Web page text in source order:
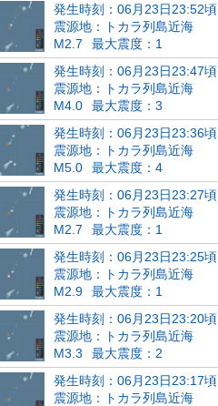
発生時刻：06月23日23:52頃
震源地：トカラ列島近海
M2.7
最大震度：1
発生時刻：06月23日23:47頃
震源地：トカラ列島近海
M4.0
最大震度：3
発生時刻：06月23日23:36頃
震源地：トカラ列島近海
M5.0
最大震度：4
発生時刻：06月23日23:27頃
震源地：トカラ列島近海
M2.7
最大震度：1
発生時刻：06月23日23:25頃
震源地：トカラ列島近海
M2.9
最大震度：1
発生時刻：06月23日23:20頃
震源地：トカラ列島近海
M3.3
最大震度：2
発生時刻：06月23日23:17頃
震源地：トカラ列島近海